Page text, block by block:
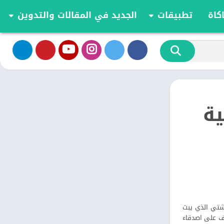
تطبيقات
الموسيقى والصوت
أدوات الفيديو
تخصيص
الكتب والمراجع
الصحة واللياقة البدنية
الجديد في المقالات والتدوين
تحديثات وأخبار أندرويد
مقارنة وشرح العاب اندرويد
مراجعة ومقارنة تطبيقات أندرويد
الذي يبث
على اصدقاء